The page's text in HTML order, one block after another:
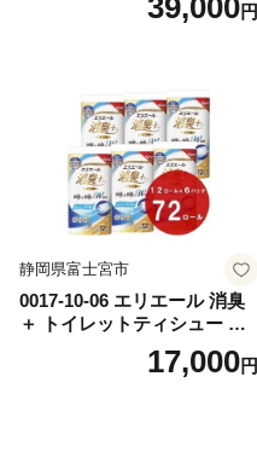
おもちゃ 拭き取り 手拭き 外
39,000円
静岡県富士宮市
0017-10-06 エリエール 消臭
＋ トイレットティシュー し
っかり香るフレッシュクリア
の香り ダブル 12ロール×6パ
17,000円